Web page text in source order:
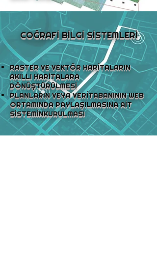
COĞRAFİ BİLGİ SİSTEMLERİ
RASTER VE VEKTÖR HARİTALARIN
AKILLI HARİTALARA
DÖNÜŞTÜRÜLMESİ
PLANLARIN VEYA VERİTABANININ WEB
ORTAMINDA PAYLAŞILMASINA AİT
SİSTEMİNKURULMASI